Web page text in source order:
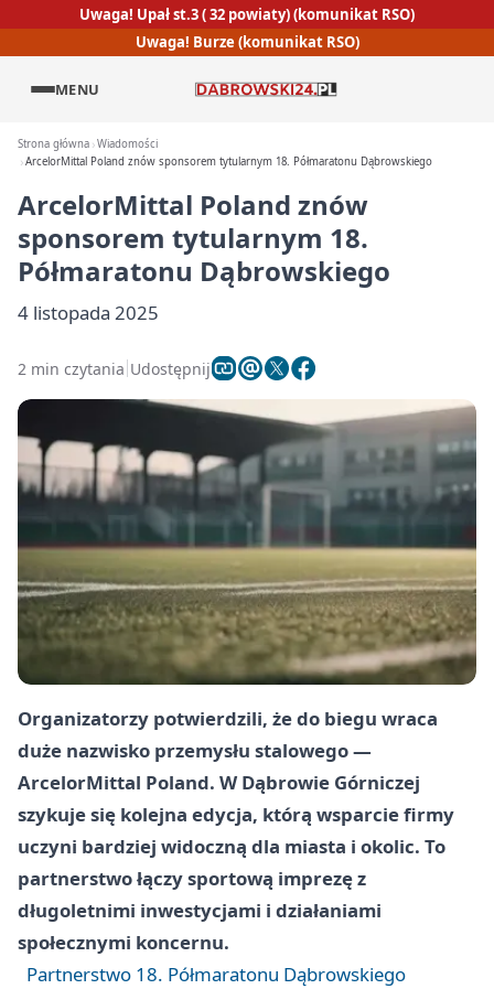
Uwaga! Upał st.3 ( 32 powiaty) (komunikat RSO)
Uwaga! Burze (komunikat RSO)
MENU
Strona główna Wiadomości
ArcelorMittal Poland znów sponsorem tytularnym 18. Półmaratonu Dąbrowskiego
ArcelorMittal Poland znów
sponsorem tytularnym 18.
Półmaratonu Dąbrowskiego
4 listopada 2025
2 min czytania Udostępnij
Organizatorzy potwierdzili, że do biegu wraca
duże nazwisko przemysłu stalowego —
ArcelorMittal Poland. W Dąbrowie Górniczej
szykuje się kolejna edycja, którą wsparcie firmy
uczyni bardziej widoczną dla miasta i okolic. To
partnerstwo łączy sportową imprezę z
długoletnimi inwestycjami i działaniami
społecznymi koncernu.
Partnerstwo 18. Półmaratonu Dąbrowskiego